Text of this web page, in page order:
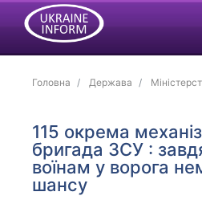
Головна Держава
115 окрема
бригада ЗСУ :
воїнам у ворога
шансу